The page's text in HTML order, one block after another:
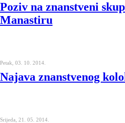
Poziv na znanstveni
Manastiru
Petak, 03. 10. 2014.
Najava znanstvenog
Srijeda, 21. 05. 2014.